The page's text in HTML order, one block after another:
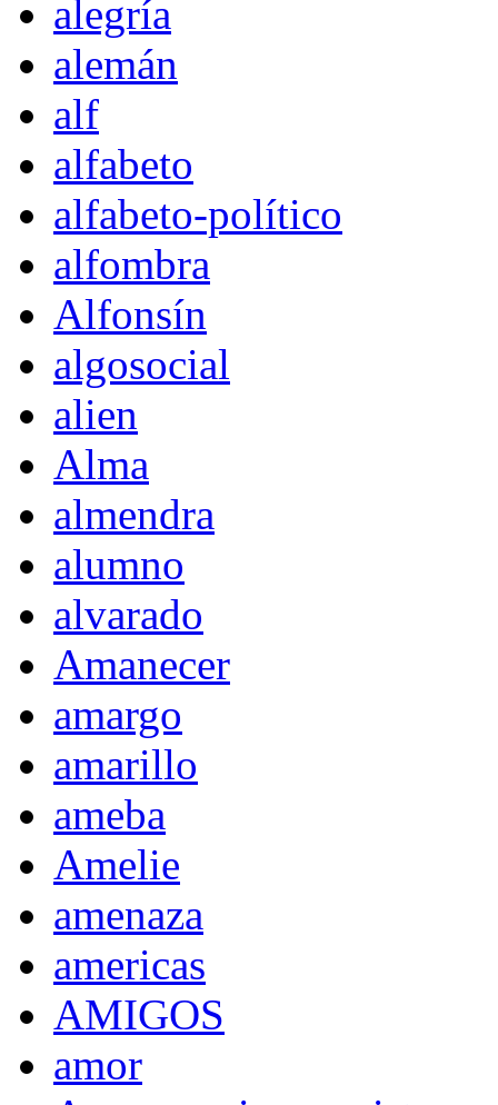
alegría
alemán
alf
alfabeto
alfabeto-político
alfombra
Alfonsín
algosocial
alien
Alma
almendra
alumno
alvarado
Amanecer
amargo
amarillo
ameba
Amelie
amenaza
americas
AMIGOS
amor